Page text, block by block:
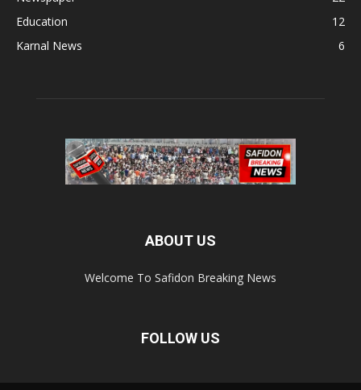
Education
12
Karnal News
6
ABOUT US
Welcome To Safidon Breaking News
FOLLOW US